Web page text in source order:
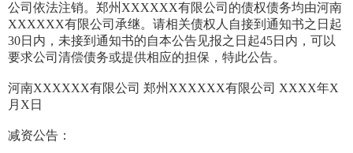
公司依法注销。郑州XXXXXX有限公司的债权债务均由河南
XXXXXX有限公司承继。请相关债权人自接到通知书之日起
30日内，未接到通知书的自本公告见报之日起45日内，可以
要求公司清偿债务或提供相应的担保，特此公告。
河南XXXXXX有限公司 郑州XXXXXX有限公司 XXXX年X
月X日
减资公告：